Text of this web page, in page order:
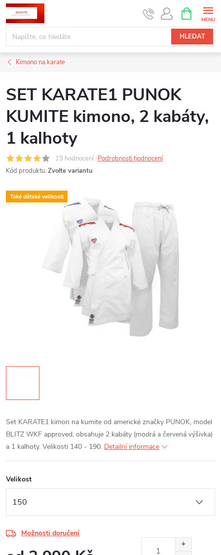
Přejít
na
obsah
HLEDAT
NÁKUPNÍ
KOŠÍK
Kimono na karate
SET KARATE1 PUNOK
KUMITE kimono, 2 kabáty,
1 kalhoty
19 hodnocení Podrobnosti hodnocení
Kód produktu: Zvolte variantu
Také dětské velikosti
Set KARATE1 kimon na kumite od americké značky PUNOK, model
BLITZ WKF approved, obsahuje 2 kabáty (modrá a červená výšivka)
a 1 kalhoty. Velikosti 140 - 190. Detailní informace
Velikost
Možnosti doručení